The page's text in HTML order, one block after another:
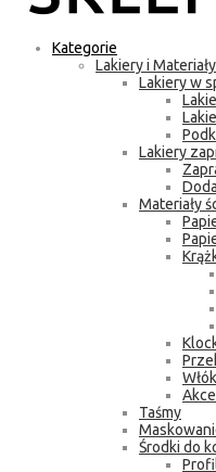
Kategorie
Lakiery i
Lakiery w
Lakiery
Materiały
Taśmy
Środki do